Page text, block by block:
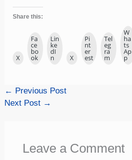
Share this:
X
Fa
ce
bo
ok
Lin
ke
dI
n X
Pi
nt
er
est
Tel
eg
ra
m
W
ha
ts
Ap
p
← Previous Post
Next Post →
Leave a Comment